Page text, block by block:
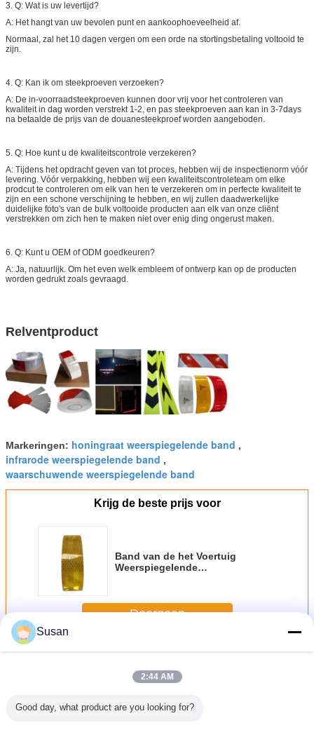
3. Q: Wat is uw levertijd?
A: Het hangt van uw bevolen punt en aankoophoeveelheid af.
Normaal, zal het 10 dagen vergen om een orde na stortingsbetaling voltooid te
zijn.
4. Q: Kan ik om steekproeven verzoeken?
A: De in-voorraadsteekproeven kunnen door vrij voor het controleren van
kwaliteit in dag worden verstrekt 1-2, en pas steekproeven aan kan in 3-7days
na betaalde de prijs van de douanesteekproef worden aangeboden.
5. Q: Hoe kunt u de kwaliteitscontrole verzekeren?
A: Tijdens het opdracht geven van tot proces, hebben wij de inspectienorm vóór
levering. Vóór verpakking, hebben wij een kwaliteitscontroleteam om elke
prodcut te controleren om elk van hen te verzekeren om in perfecte kwaliteit te
zijn en een schone verschijning te hebben, en wij zullen daadwerkelijke
duidelijke foto's van de bulk voltooide producten aan elk van onze cliënt
verstrekken om zich hen te maken niet over enig ding ongerust maken.
6. Q: Kunt u OEM of ODM goedkeuren?
A: Ja, natuurlijk. Om het even welk embleem of ontwerp kan op de producten
worden gedrukt zoals gevraagd.
Relventproduct
Markeringen: honingraat weerspiegelende band ,
infrarode weerspiegelende band ,
waarschuwende weerspiegelende band
Krijg de beste prijs voor
Band van de het Voertuig
Weerspiegelende
Doorgaan
MeerECE 104 Weerspiegelende Band
Susan
2:44 AM
Good day, what product are you looking for?